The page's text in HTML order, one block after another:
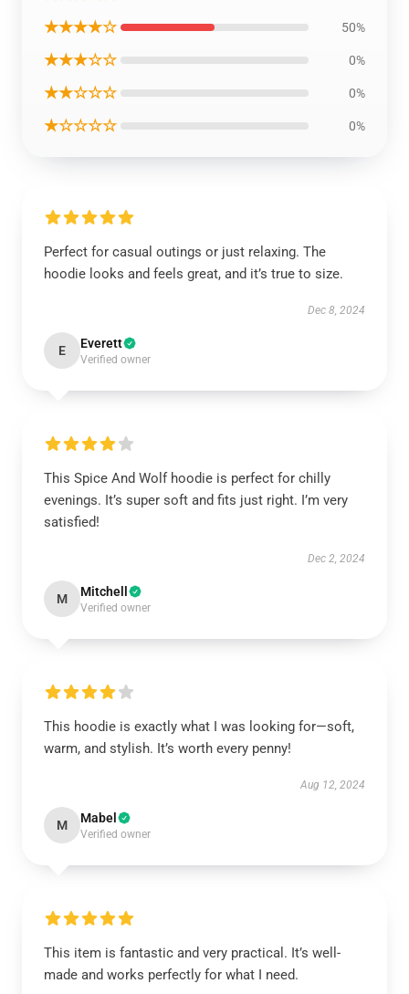
★★★★☆ 50%
★★★☆☆ 0%
★★☆☆☆ 0%
★☆☆☆☆ 0%
Perfect for casual outings or just relaxing. The
hoodie looks and feels great, and it’s true to size.
Dec 8, 2024
E Everett
Verified owner
This Spice And Wolf hoodie is perfect for chilly
evenings. It’s super soft and fits just right. I’m very
satisfied!
Dec 2, 2024
M Mitchell
Verified owner
This hoodie is exactly what I was looking for—soft,
warm, and stylish. It’s worth every penny!
Aug 12, 2024
M Mabel
Verified owner
This item is fantastic and very practical. It’s well-
made and works perfectly for what I need.